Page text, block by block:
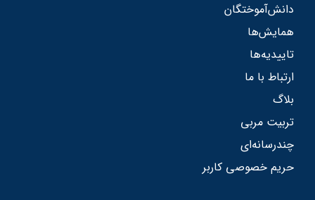
دانش‌آموختگان
همایش‌ها
تاییدیه‌ها
ارتباط با ما
بلاگ
تربیت مربی
چندرسانه‌ای
حریم خصوصی کاربر